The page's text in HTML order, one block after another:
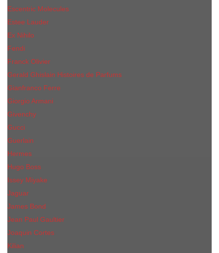
Escentric Molecules
Еsteе Lаudеr
Ex Nihilo
Fendi
Franck Olivier
Gerald Ghislain Histoires de Parfums
Gianfranco Ferre
Giorgio Armani
Givenchy
Gucci
Guerlain
Hermes
Hugo Boss
Issey Miyake
Jaguar
James Bond
Jean Paul Gaultier
Joaquin Сortes
Kilian